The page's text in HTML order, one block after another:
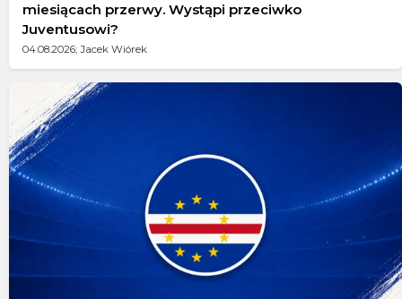
miesiącach przerwy. Wystąpi przeciwko
Juventusowi?
04.08.2026; Jacek Wiórek